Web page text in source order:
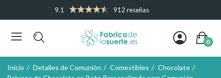
9.1 912 reseñas
0
Inicio Detalles de Comunión Comestibles
Chocolate